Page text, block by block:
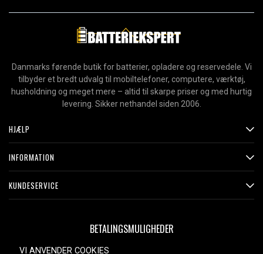
Danmarks førende butik for batterier, opladere og reservedele. Vi
tilbyder et bredt udvalg til mobiltelefoner, computere, værktøj,
husholdning og meget mere – altid til skarpe priser og med hurtig
levering. Sikker nethandel siden 2006.
HJÆLP
INFORMATION
KUNDESERVICE
BETALINGSMULIGHEDER
VI ANVENDER COOKIES